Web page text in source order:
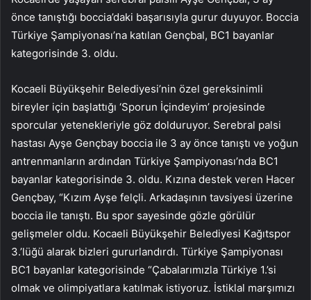
önce tanıştığı boccia’daki başarısıyla gurur duyuyor. Boccia
Türkiye Şampiyonası’na katılan Gençbal, BC1 bayanlar
kategorisinde 3. oldu.
Kocaeli Büyükşehir Belediyesi’nin özel gereksinimli
bireyler için başlattığı ‘Sporun İçindeyim’ projesinde
sporcular yetenekleriyle göz dolduruyor. Serebral palsi
hastası Ayşe Gençbay boccia ile 3 ay önce tanıştı ve yoğun
antrenmanların ardından Türkiye Şampiyonası’nda BC1
bayanlar kategorisinde 3. oldu. Kızına destek veren Hacer
Gençbay, “Kızım Ayşe felçli. Arkadaşının tavsiyesi üzerine
boccia ile tanıştı. Bu spor sayesinde gözle görülür
gelişmeler oldu. Kocaeli Büyükşehir Belediyesi Kağıtspor
3.’lüğü alarak bizleri gururlandırdı. Türkiye Şampiyonası
BC1 bayanlar kategorisinde “Çabalarımızla Türkiye 1.’si
olmak ve olimpiyatlara katılmak istiyoruz. İstiklal marşımızı